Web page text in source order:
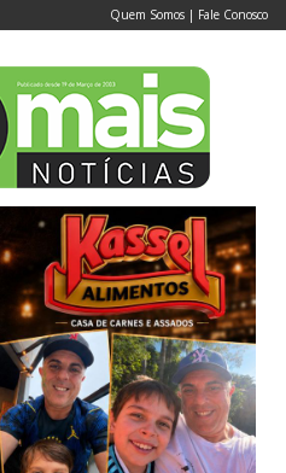
Quem Somos | Fale Conosco